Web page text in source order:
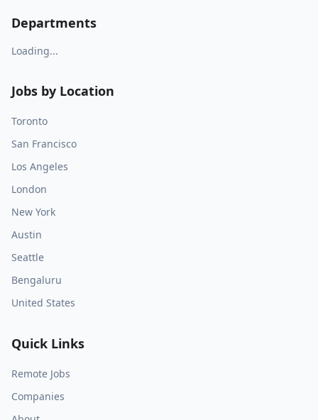
Departments
Loading...
Jobs by Location
Toronto
San Francisco
Los Angeles
London
New York
Austin
Seattle
Bengaluru
United States
Quick Links
Remote Jobs
Companies